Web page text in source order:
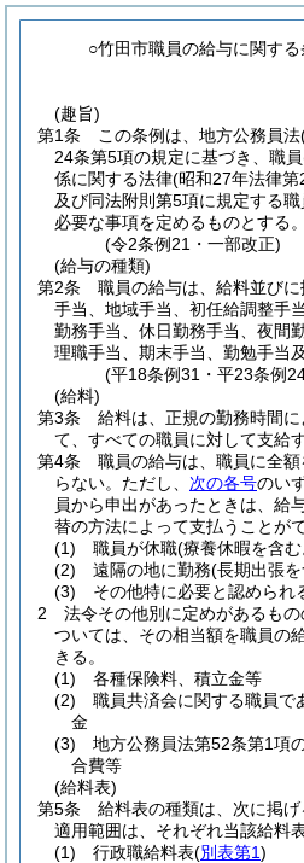
○竹田市職員の給与に関する
(趣旨)
第1条
この条例は、地方公務員法
24条第5項の規定に基づき、職員
係に関する法律(昭和27年法律第
及び同法附則第5項に規定する
必要な事項を定めるものとする。
(令2条例21・一部改正)
(給与の種類)
第2条
職員の給与は、給料並び
手当、地域手当、初任給調整手
勤務手当、休日勤務手当、夜間
理職手当、期末手当、勤勉手当
(平18条例31・平23条例
(給料)
第3条
給料は、正規の勤務時間
て、すべての職員に対して支給す
第4条
職員の給与は、職員に全
らない。 ただし、 次の各号のい
員から申出があったときは、給
替の方法によって支払うことがで
(1)
職員が休職(療養休暇を含
(2)
遠隔の地に勤務(長期出張
(3)
その他特に必要と認められ
2
法令その他別に定めがあるも
ついては、その相当額を職員の
きる。
(1)
各種保険料、積立金等
(2)
職員共済会に関する職員で
金
(3)
地方公務員法第52条第1項
合費等
(給料表)
第5条
給料表の種類は、次に掲
適用範囲は、それぞれ当該給料
(1)
行政職給料表(別表第1)